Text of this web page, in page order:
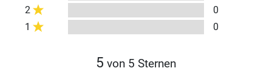
2
0
1
0
5 von 5 Sternen